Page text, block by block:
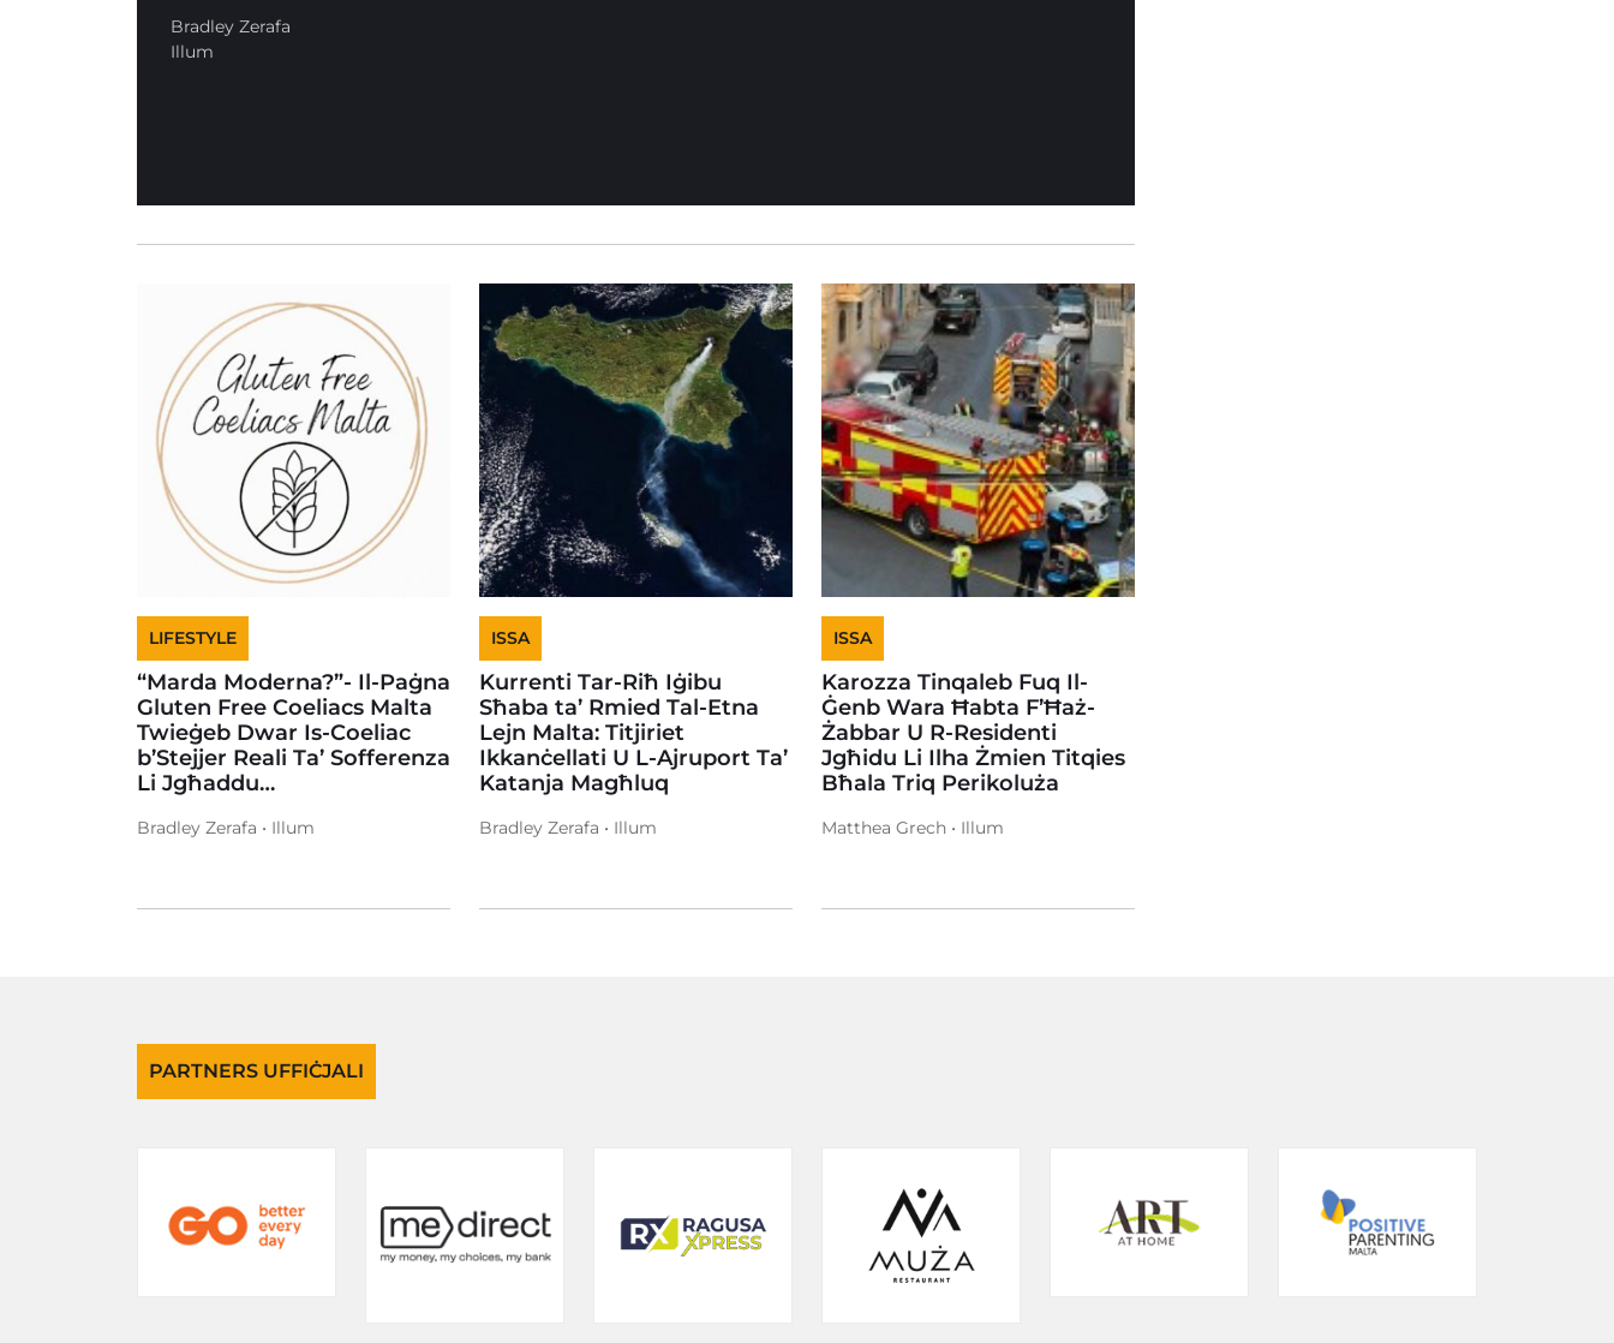
Bradley Zerafa
Illum
LIFESTYLE
“Marda Moderna?”- Il-Paġna
Gluten Free Coeliacs Malta
Twieġeb Dwar Is-Coeliac
b’Stejjer Reali Ta’ Sofferenza
Li Jgħaddu…
Bradley Zerafa • Illum
ISSA
Kurrenti Tar-Riħ Iġibu
Sħaba ta’ Rmied Tal-Etna
Lejn Malta: Titjiriet
Ikkanċellati U L-Ajruport Ta’
Katanja Magħluq
Bradley Zerafa • Illum
ISSA
Karozza Tinqaleb Fuq Il-
Ġenb Wara Ħabta F’Ħaż-
Żabbar U R-Residenti
Jgħidu Li Ilha Żmien Titqies
Bħala Triq Perikoluża
Matthea Grech • Illum
PARTNERS UFFIĊJALI